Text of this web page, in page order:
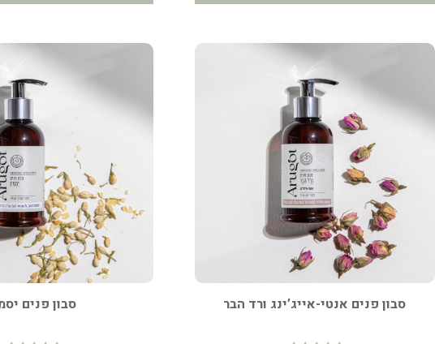
סבון פנים אנטי-אייג’ינג ורד הבר סבון פנים יסמין